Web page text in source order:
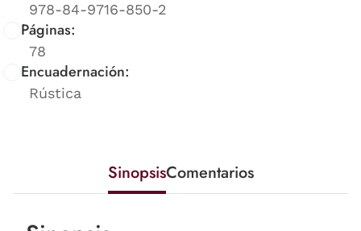
978-84-9716-850-2
Páginas:
78
Encuadernación:
Rústica
SinopsisComentarios